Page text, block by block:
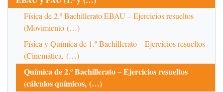
Física de 2.º Bachillerato EBAU – Ejercicios resueltos
(Movimiento (…)
Física y Química de 1.º Bachillerato – Ejercicios resueltos
(Cinemática, (…)
Química de 2.º Bachillerato – Ejercicios resueltos
(cálculos químicos, (…)